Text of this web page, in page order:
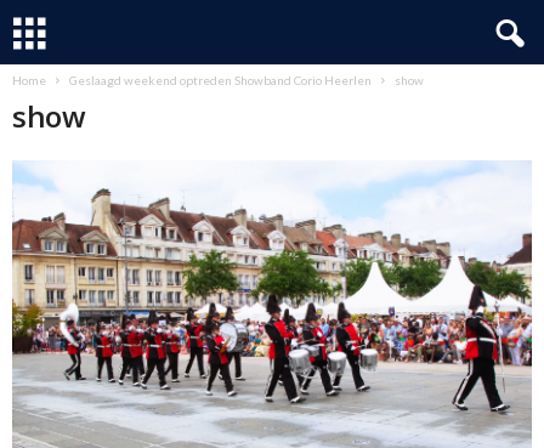
Home Geslaagd weekend optreden Showband Corio Heerlen show
show